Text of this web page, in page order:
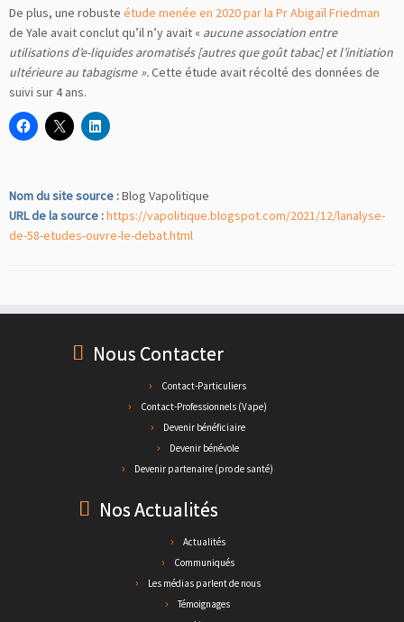
De plus, une robuste étude menée en 2020 par la Pr Abigaïl Friedman
de Yale avait conclut qu’il n’y avait « aucune association entre
utilisations d’e-liquides aromatisés [autres que goût tabac] et l’initiation
ultérieure au tabagisme ».Cette étude avait récolté des données de
suivi sur 4 ans.
Nom du site source :Blog Vapolitique
URL de la source :https://vapolitique.blogspot.com/2021/12/lanalyse-
de-58-etudes-ouvre-le-debat.html
Nous Contacter
Contact-Particuliers
Contact-Professionnels (Vape)
Devenir bénéficiaire
Devenir bénévole
Devenir partenaire (pro de santé)
Nos Actualités
Actualités
Communiqués
Les médias parlent de nous
Témoignages